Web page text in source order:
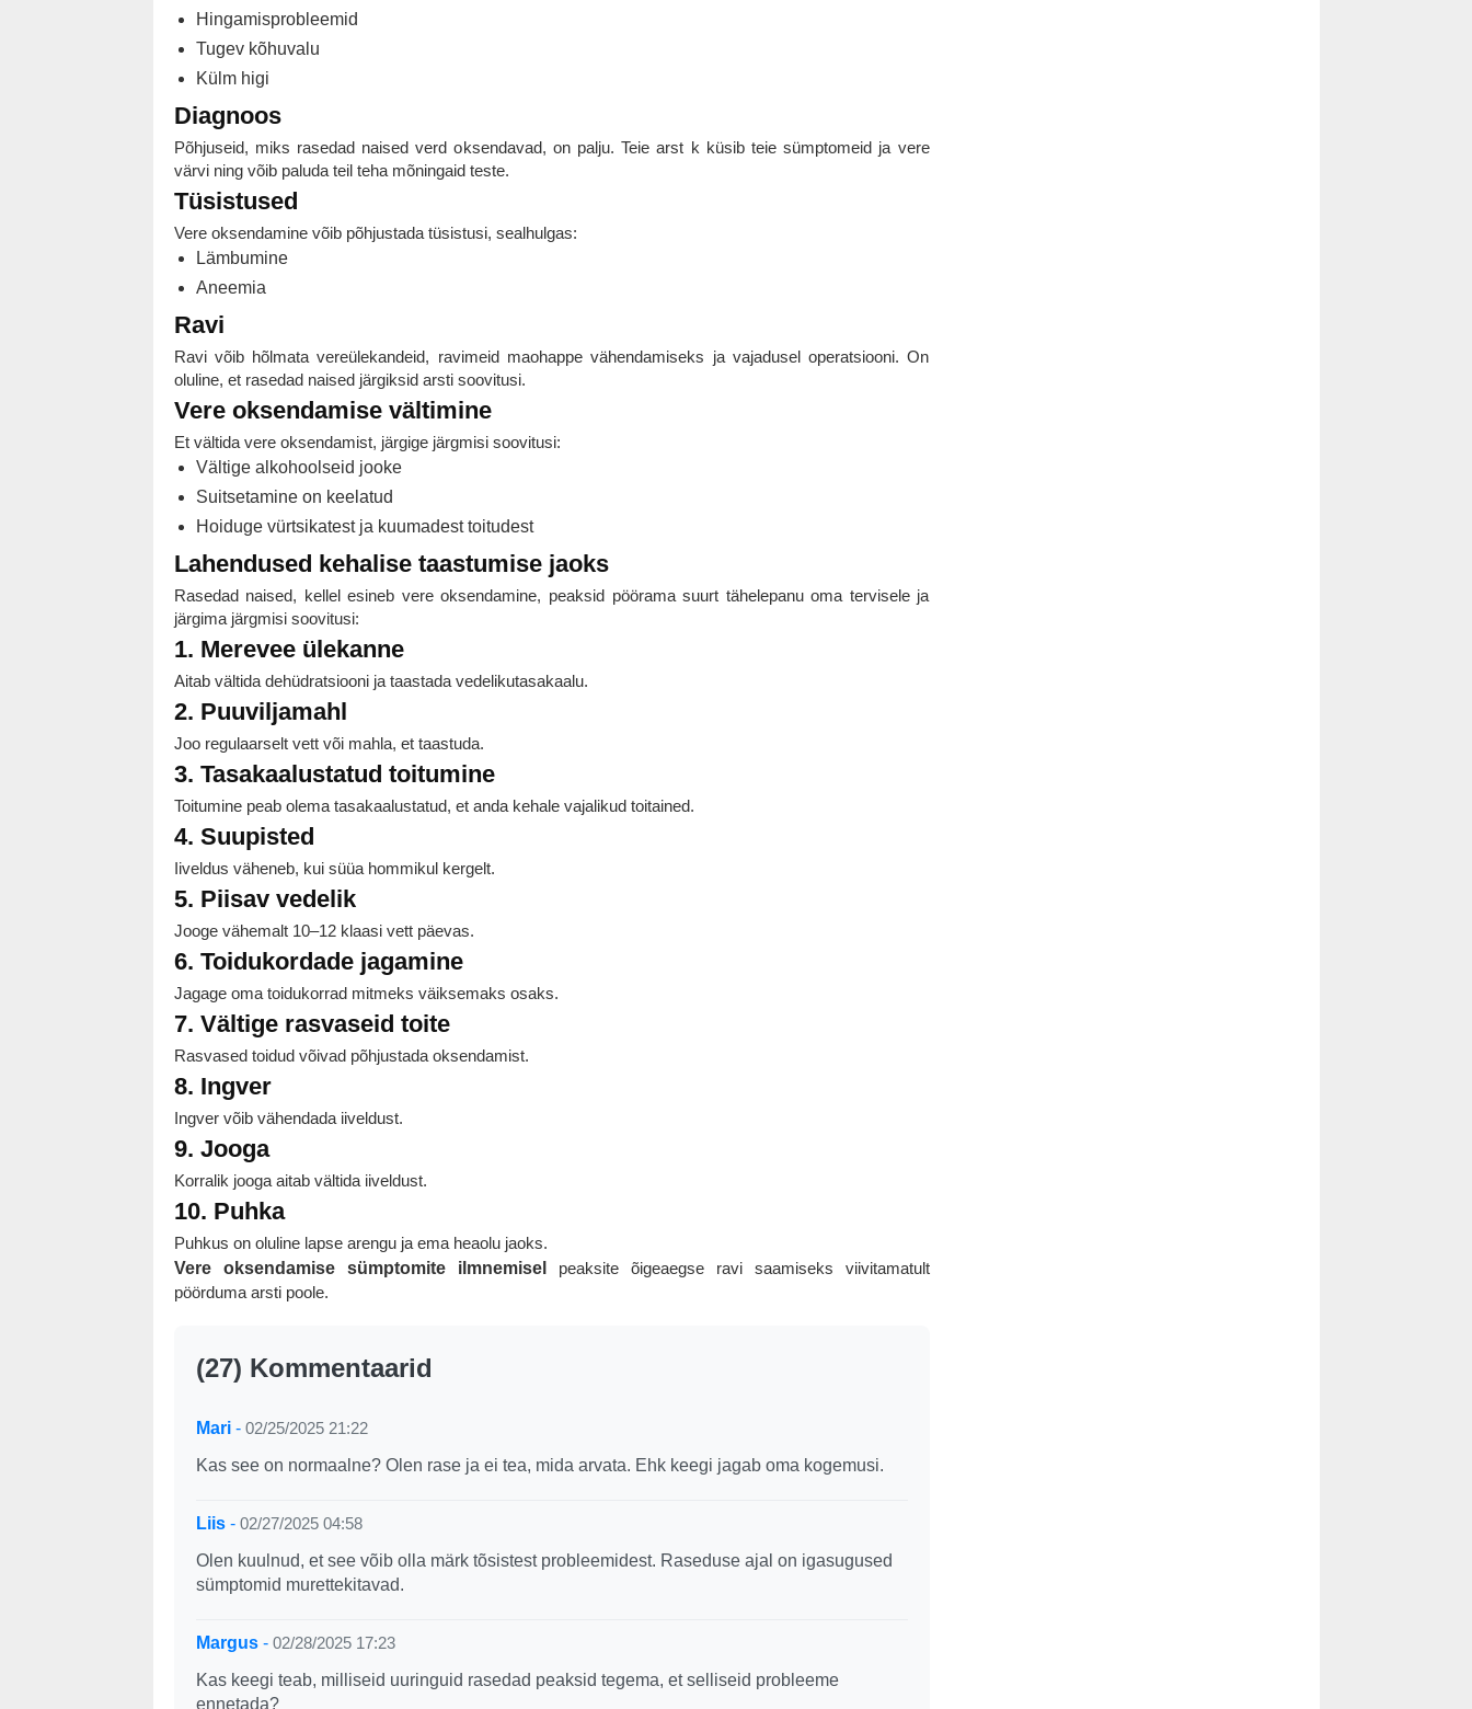
Hingamisprobleemid
Tugev kõhuvalu
Külm higi
Diagnoos
Põhjuseid, miks rasedad naised verd oksendavad, on palju. Teie arst k küsib teie sümptomeid ja vere
värvi ning võib paluda teil teha mõningaid teste.
Tüsistused
Vere oksendamine võib põhjustada tüsistusi, sealhulgas:
Lämbumine
Aneemia
Ravi
Ravi võib hõlmata vereülekandeid, ravimeid maohappe vähendamiseks ja vajadusel operatsiooni. On
oluline, et rasedad naised järgiksid arsti soovitusi.
Vere oksendamise vältimine
Et vältida vere oksendamist, järgige järgmisi soovitusi:
Vältige alkohoolseid jooke
Suitsetamine on keelatud
Hoiduge vürtsikatest ja kuumadest toitudest
Lahendused kehalise taastumise jaoks
Rasedad naised, kellel esineb vere oksendamine, peaksid pöörama suurt tähelepanu oma tervisele ja
järgima järgmisi soovitusi:
1. Merevee ülekanne
Aitab vältida dehüdratsiooni ja taastada vedelikutasakaalu.
2. Puuviljamahl
Joo regulaarselt vett või mahla, et taastuda.
3. Tasakaalustatud toitumine
Toitumine peab olema tasakaalustatud, et anda kehale vajalikud toitained.
4. Suupisted
Iiveldus väheneb, kui süüa hommikul kergelt.
5. Piisav vedelik
Jooge vähemalt 10–12 klaasi vett päevas.
6. Toidukordade jagamine
Jagage oma toidukorrad mitmeks väiksemaks osaks.
7. Vältige rasvaseid toite
Rasvased toidud võivad põhjustada oksendamist.
8. Ingver
Ingver võib vähendada iiveldust.
9. Jooga
Korralik jooga aitab vältida iiveldust.
10. Puhka
Puhkus on oluline lapse arengu ja ema heaolu jaoks.
Vere oksendamise sümptomite ilmnemisel
peaksite õigeaegse ravi saamiseks viivitamatult
pöörduma arsti poole.
(27) Kommentaarid
Mari- 02/25/2025 21:22
Kas see on normaalne? Olen rase ja ei tea, mida arvata. Ehk keegi jagab oma kogemusi.
Liis- 02/27/2025 04:58
Olen kuulnud, et see võib olla märk tõsistest probleemidest. Raseduse ajal on igasugused
sümptomid murettekitavad.
Margus- 02/28/2025 17:23
Kas keegi teab, milliseid uuringuid rasedad peaksid tegema, et selliseid probleeme
ennetada?